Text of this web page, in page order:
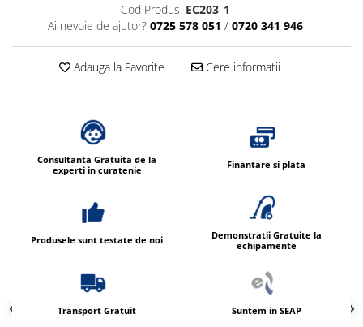
Dispensere odorizante
Dispensere pungi igiena feminina
Dispensere rola prosop hartie
Dispensere servetele masa,
servetele faciale
Uscatoare de maini si par
Produse ingrijire personala
Cod Produs: EC203_1
Ai nevoie de ajutor? 0725 578 051 / 0720 341 946
Adauga la Favorite Cere informatii
Consultanta Gratuita de la
experti in curatenie
Finantare si plata
Produsele sunt testate de noi
Demonstratii Gratuite la
echipamente
Transport Gratuit Suntem in SEAP